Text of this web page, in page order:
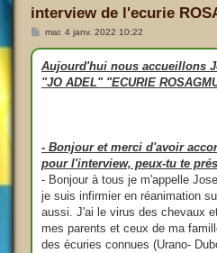
interview de l'ecurie
M
s
s
a
mar. 4 janv. 2022 10:22
Aujourd'hui nous accueillons
"JO ADEL" "ECURIE
- Bonjour et merci d'avoir
pour l'interview, peux-tu te
- Bonjour à tous je m'appelle
je suis infirmier en réanimation
aussi. J'ai le virus des chevaux
mes parents et ceux de ma
des écuries connues (Urano-